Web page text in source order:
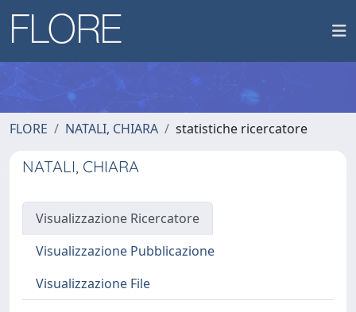
FLORE NATALI, CHIARA statistiche ricercatore
NATALI, CHIARA
Visualizzazione Ricercatore
Visualizzazione Pubblicazione
Visualizzazione File